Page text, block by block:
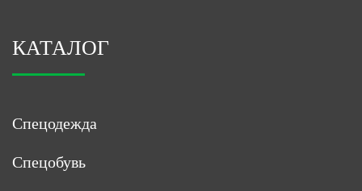
КАТАЛОГ
Спецодежда
Спецобувь